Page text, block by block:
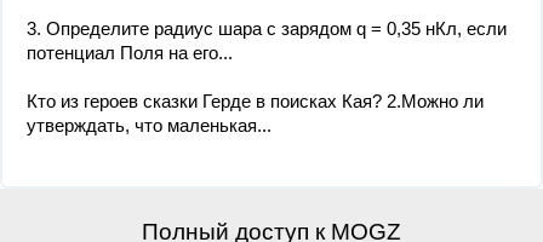
3. Определите радиус шара с зарядом q = 0,35 нКл, если
потенциал Поля на его...
Кто из героев сказки Герде в поисках Кая? 2.Можно ли
утверждать, что маленькая...
Полный доступ к MOGZ